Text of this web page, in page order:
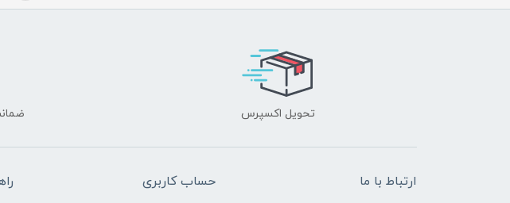
تحویل اکسپرس
ارتباط با ما حساب کاربری